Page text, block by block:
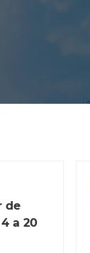
de
a 20